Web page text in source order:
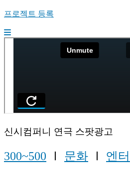
프로젝트 등록
신시컴퍼니 연극 스팟광고
300~500 Ⅰ 문화 Ⅰ 엔터